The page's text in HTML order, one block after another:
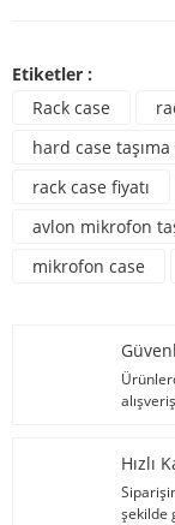
Etiketler :
Rack case
hard case taşıma
rack case fiyatı
avlon mikrofon
mikrofon case
Hızlı
şekilde